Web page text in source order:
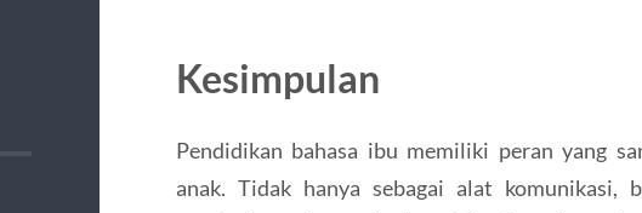
Kesimpulan
Pendidikan bahasa ibu memiliki peran yang
anak. Tidak hanya sebagai alat komunikasi,